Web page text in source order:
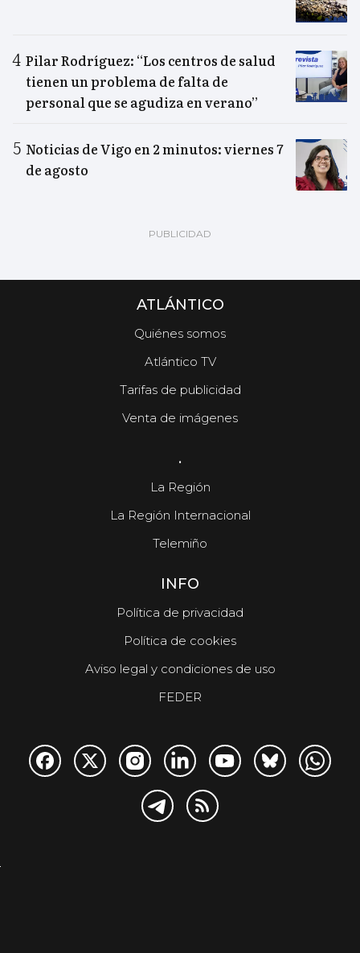
Pilar Rodríguez: “Los centros de salud
tienen un problema de falta de
personal que se agudiza en verano”
Noticias de Vigo en 2 minutos: viernes 7
de agosto
ATLÁNTICO
Quiénes somos
Atlántico TV
Tarifas de publicidad
Venta de imágenes
.
La Región
La Región Internacional
Telemiño
INFO
Política de privacidad
Política de cookies
Aviso legal y condiciones de uso
FEDER